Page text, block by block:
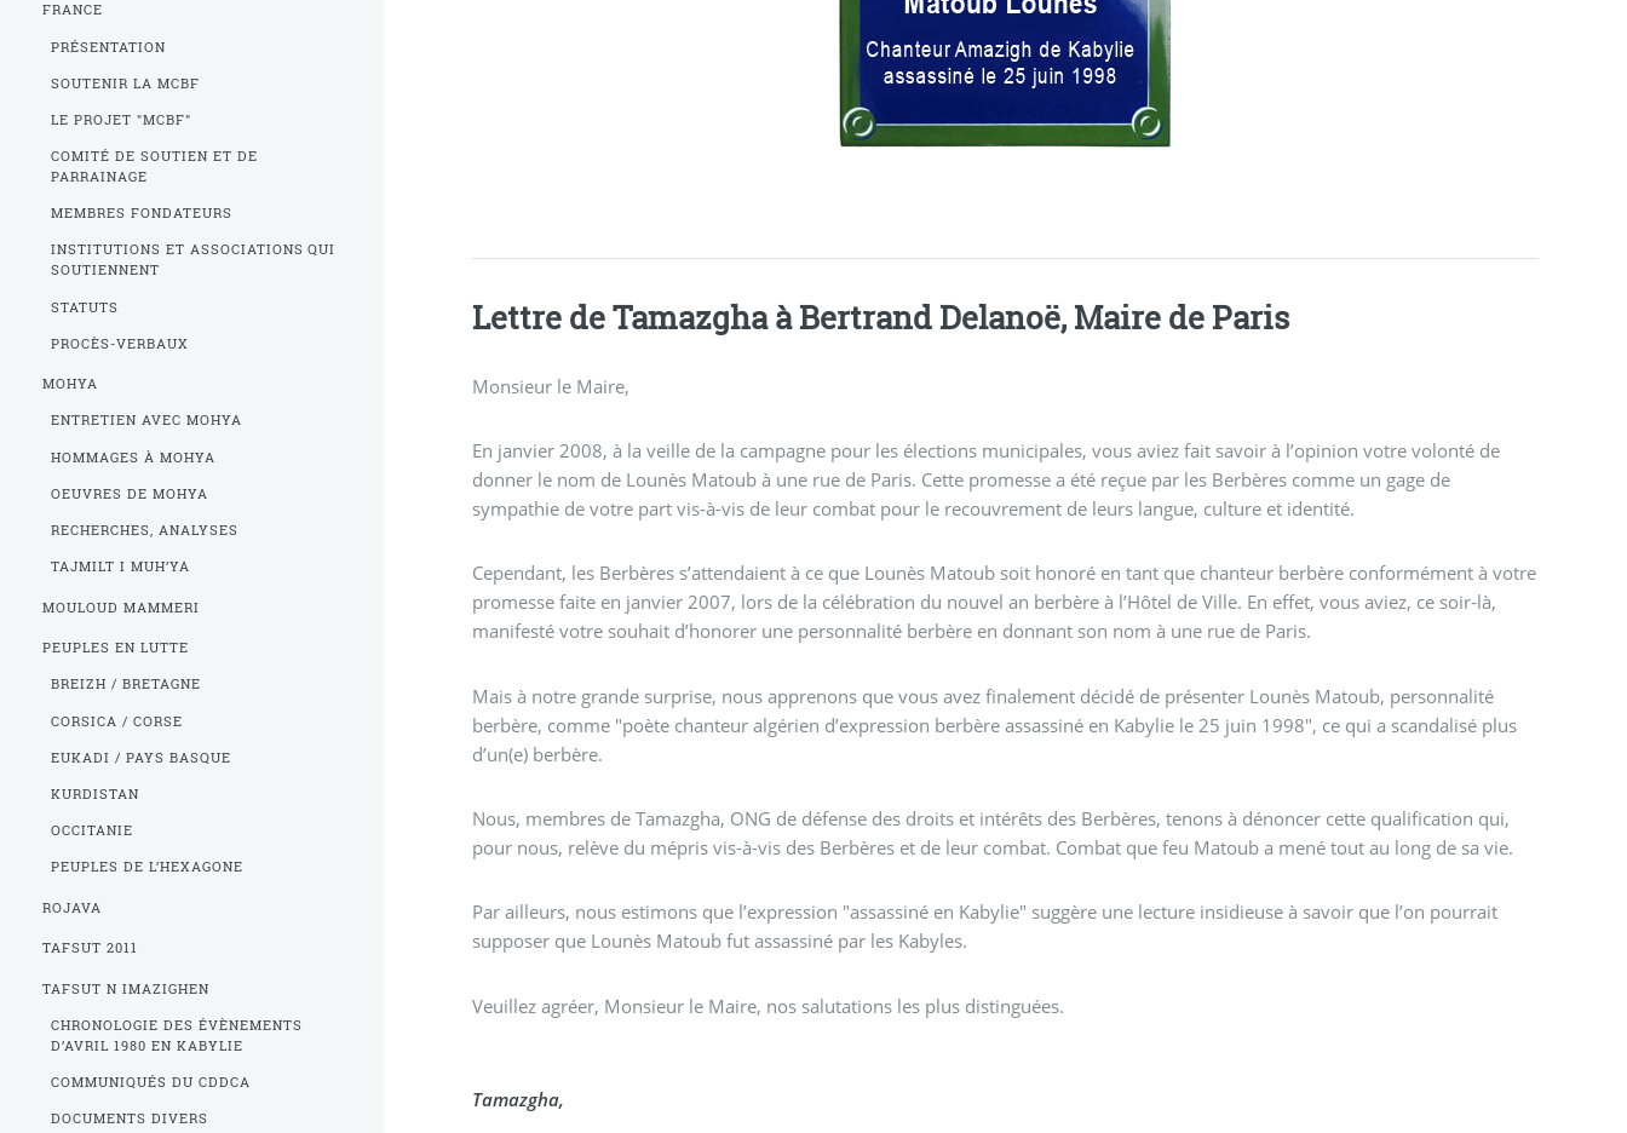
Lettre de Tamazgha à Bertrand Delanoë, Maire de Paris
Monsieur le Maire,
En janvier 2008, à la veille de la campagne pour les élections municipales, vous aviez fait savoir à l’opinion votre volonté de
donner le nom de Lounès Matoub à une rue de Paris. Cette promesse a été reçue par les Berbères comme un gage de
sympathie de votre part vis-à-vis de leur combat pour le recouvrement de leurs langue, culture et identité.
Cependant, les Berbères s’attendaient à ce que Lounès Matoub soit honoré en tant que chanteur berbère conformément à votre
promesse faite en janvier 2007, lors de la célébration du nouvel an berbère à l’Hôtel de Ville. En effet, vous aviez, ce soir-là,
manifesté votre souhait d’honorer une personnalité berbère en donnant son nom à une rue de Paris.
Mais à notre grande surprise, nous apprenons que vous avez finalement décidé de présenter Lounès Matoub, personnalité
berbère, comme "poète chanteur algérien d’expression berbère assassiné en Kabylie le 25 juin 1998", ce qui a scandalisé plus
d’un(e) berbère.
Nous, membres de Tamazgha, ONG de défense des droits et intérêts des Berbères, tenons à dénoncer cette qualification qui,
pour nous, relève du mépris vis-à-vis des Berbères et de leur combat. Combat que feu Matoub a mené tout au long de sa vie.
Par ailleurs, nous estimons que l’expression "assassiné en Kabylie" suggère une lecture insidieuse à savoir que l’on pourrait
supposer que Lounès Matoub fut assassiné par les Kabyles.
Veuillez agréer, Monsieur le Maire, nos salutations les plus distinguées.
Tamazgha,
FRANCE
PRÉSENTATION
SOUTENIR LA MCBF
LE PROJET "MCBF"
COMITÉ DE SOUTIEN ET DE
PARRAINAGE
MEMBRES FONDATEURS
INSTITUTIONS ET ASSOCIATIONS QUI
SOUTIENNENT
STATUTS
PROCÈS-VERBAUX
MOHYA
ENTRETIEN AVEC MOHYA
HOMMAGES À MOHYA
OEUVRES DE MOHYA
RECHERCHES, ANALYSES
TAJMILT I MUH’YA
MOULOUD MAMMERI
PEUPLES EN LUTTE
BREIZH / BRETAGNE
CORSICA / CORSE
EUKADI / PAYS BASQUE
KURDISTAN
OCCITANIE
PEUPLES DE L’HEXAGONE
ROJAVA
TAFSUT 2011
TAFSUT N IMAZIGHEN
CHRONOLOGIE DES ÉVÈNEMENTS
D’AVRIL 1980 EN KABYLIE
COMMUNIQUÉS DU CDDCA
DOCUMENTS DIVERS